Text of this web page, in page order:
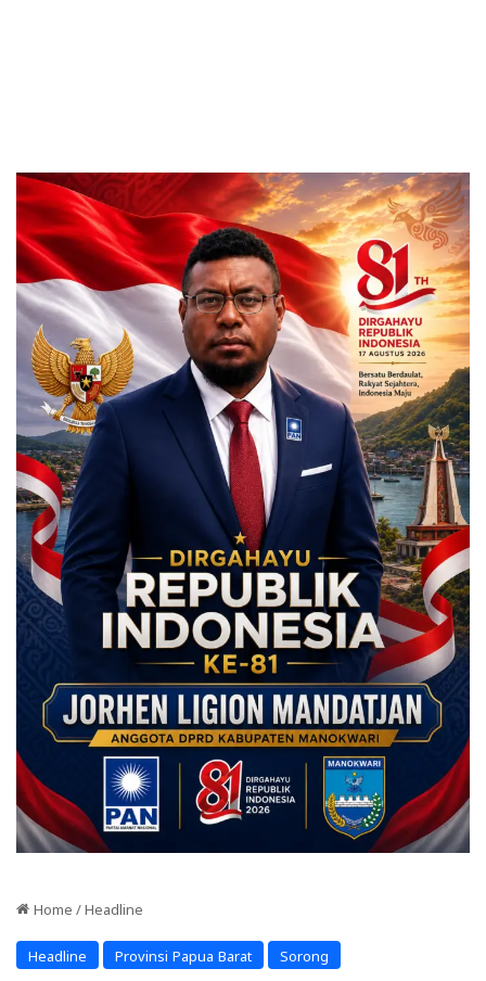
Home / Headline
Headline Provinsi Papua Barat Sorong